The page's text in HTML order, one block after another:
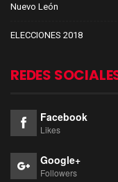
Nuevo León
ELECCIONES 2018
REDES
Facebook
Likes
Google+
Followers